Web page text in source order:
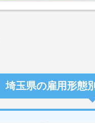
埼玉県の雇用形態